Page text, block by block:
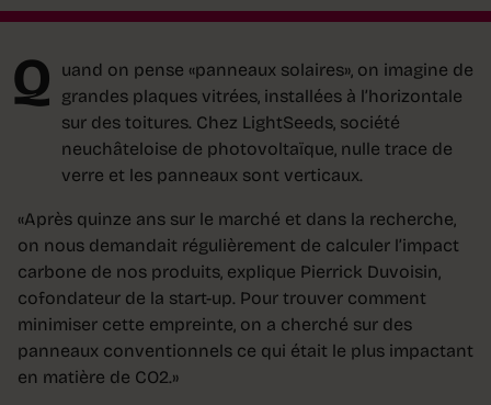
Q
uand on pense «panneaux solaires», on imagine de
grandes plaques vitrées, installées à l’horizontale
sur des toitures. Chez LightSeeds, société
neuchâteloise de photovoltaïque, nulle trace de
verre et les panneaux sont verticaux.
«Après quinze ans sur le marché et dans la recherche,
on nous demandait régulièrement de calculer l’impact
carbone de nos produits, explique Pierrick Duvoisin,
cofondateur de la start-up. Pour trouver comment
minimiser cette empreinte, on a cherché sur des
panneaux conventionnels ce qui était le plus impactant
en matière de CO2.»